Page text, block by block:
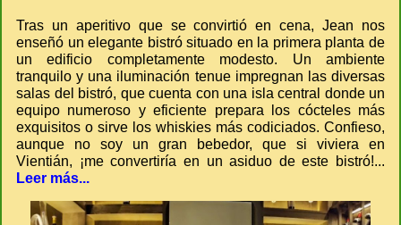
Tras un aperitivo que se convirtió en cena, Jean nos
enseñó un elegante bistró situado en la primera planta de
un edificio completamente modesto. Un ambiente
tranquilo y una iluminación tenue impregnan las diversas
salas del bistró, que cuenta con una isla central donde un
equipo numeroso y eficiente prepara los cócteles más
exquisitos o sirve los whiskies más codiciados. Confieso,
aunque no soy un gran bebedor, que si viviera en
Vientián, ¡me convertiría en un asiduo de este bistró!...
Leer más...